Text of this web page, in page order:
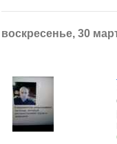
воскресенье, 30